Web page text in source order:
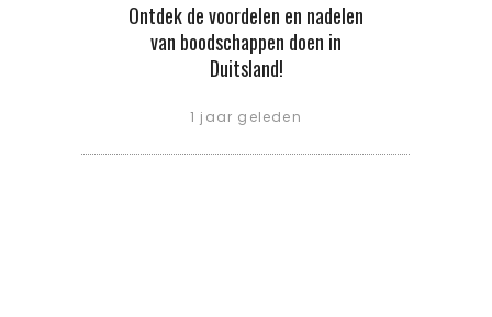
Ontdek de voordelen en nadelen
van boodschappen doen in
Duitsland!
1 jaar geleden